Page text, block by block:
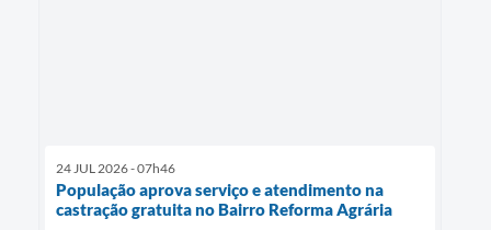
24 JUL 2026 - 07h46
População aprova serviço e atendimento na
castração gratuita no Bairro Reforma Agrária